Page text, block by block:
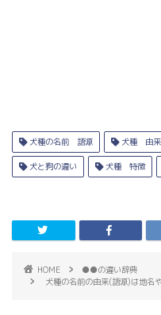
犬種の名前 語源 犬種 由来
犬と狗の違い 犬種 特徴
HOME
●●の違い辞典
犬種の名前の由来(語源)は地名